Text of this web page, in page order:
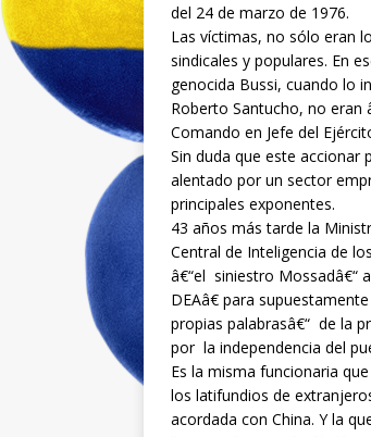
del 24 de marzo de 1976.
Las víctimas, no sólo eran
sindicales y populares. En
genocida Bussi, cuando lo
Roberto Santucho, no eran
Comando en Jefe del
Sin duda que este accionar
alentado por un sector
principales exponentes.
43 años más tarde la
Central de Inteligencia de
â€“el siniestro Mossadâ€“
DEAâ€ para
propias palabrasâ€“ de la
por la independencia del
Es la misma funcionaria
los latifundios de
acordada con China. Y la